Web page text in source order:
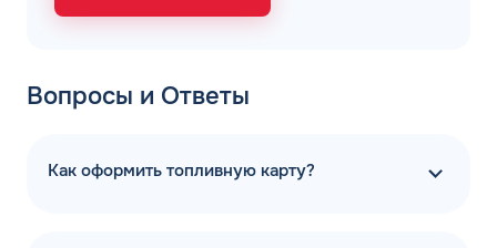
Вопросы и Ответы
Как оформить топливную карту?